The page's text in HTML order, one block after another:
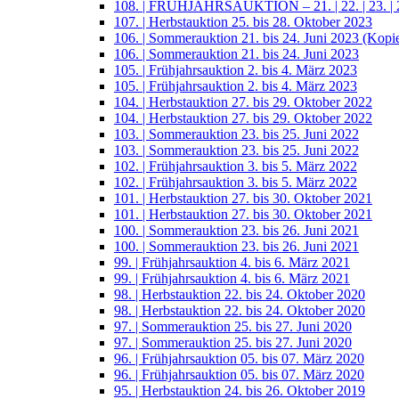
108. | FRÜHJAHRSAUKTION – 21. | 22. | 23. |
107. | Herbstauktion 25. bis 28. Oktober 2023
106. | Sommerauktion 21. bis 24. Juni 2023
106. | Sommerauktion 21. bis 24. Juni 2023
105. | Frühjahrsauktion 2. bis 4. März 2023
105. | Frühjahrsauktion 2. bis 4. März 2023
104. | Herbstauktion 27. bis 29. Oktober 2022
104. | Herbstauktion 27. bis 29. Oktober 2022
103. | Sommerauktion 23. bis 25. Juni 2022
103. | Sommerauktion 23. bis 25. Juni 2022
102. | Frühjahrsauktion 3. bis 5. März 2022
102. | Frühjahrsauktion 3. bis 5. März 2022
101. | Herbstauktion 27. bis 30. Oktober 2021
101. | Herbstauktion 27. bis 30. Oktober 2021
100. | Sommerauktion 23. bis 26. Juni 2021
100. | Sommerauktion 23. bis 26. Juni 2021
99. | Frühjahrsauktion 4. bis 6. März 2021
99. | Frühjahrsauktion 4. bis 6. März 2021
98. | Herbstauktion 22. bis 24. Oktober 2020
98. | Herbstauktion 22. bis 24. Oktober 2020
97. | Sommerauktion 25. bis 27. Juni 2020
97. | Sommerauktion 25. bis 27. Juni 2020
96. | Frühjahrsauktion 05. bis 07. März 2020
96. | Frühjahrsauktion 05. bis 07. März 2020
95. | Herbstauktion 24. bis 26. Oktober 2019